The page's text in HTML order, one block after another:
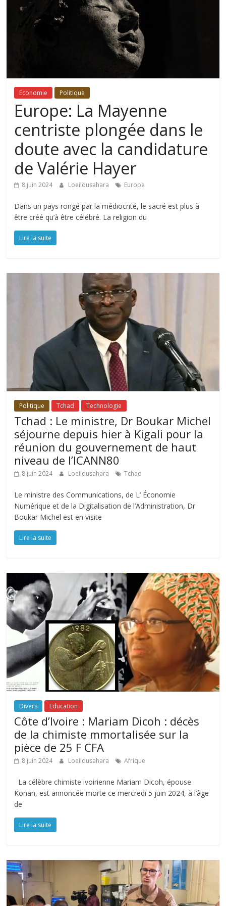
Economie Politique
Europe: La Mayenne
centriste plongée dans le
doute avec la candidature
de Valérie Hayer
8 juin 2024 Loeildusahara Europe
Dans un pays rongé par la médiocrité, le sacré est plus à
être créé qu’à être célébré. La religion du
Lire la suite
Politique Tchad Technologie
Tchad : Le ministre, Dr Boukar Michel
séjourne depuis hier à Kigali pour la
réunion du gouvernement de haut
niveau de l’ICANN80
8 juin 2024 Loeildusahara Tchad
Le ministre des Communications, de L’ Économie
Numérique et de la Digitalisation de l’Administration, Dr
Boukar Michel est en visite
Lire la suite
Divers Education
Côte d’Ivoire : Mariam Dicoh : décès
de la chimiste mmortalisée sur la
pièce de 25 F CFA
8 juin 2024 Loeildusahara Afrique
La célèbre chimiste ivoirienne Mariam Dicoh, épouse
Konan, est annoncée morte ce mercredi 5 juin 2024, à l’âge
de
Lire la suite